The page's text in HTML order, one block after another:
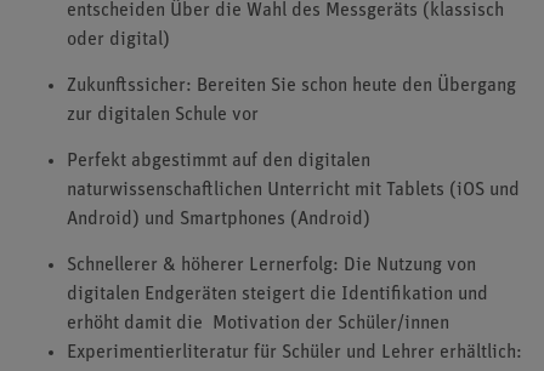
entscheiden Über die Wahl des Messgeräts (klassisch
oder digital)
Zukunftssicher: Bereiten Sie schon heute den Übergang
zur digitalen Schule vor
Perfekt abgestimmt auf den digitalen
naturwissenschaftlichen Unterricht mit Tablets (iOS und
Android) und Smartphones (Android)
Schnellerer & höherer Lernerfolg: Die Nutzung von
digitalen Endgeräten steigert die Identifikation und
erhöht damit die Motivation der Schüler/innen
Experimentierliteratur für Schüler und Lehrer erhältlich: